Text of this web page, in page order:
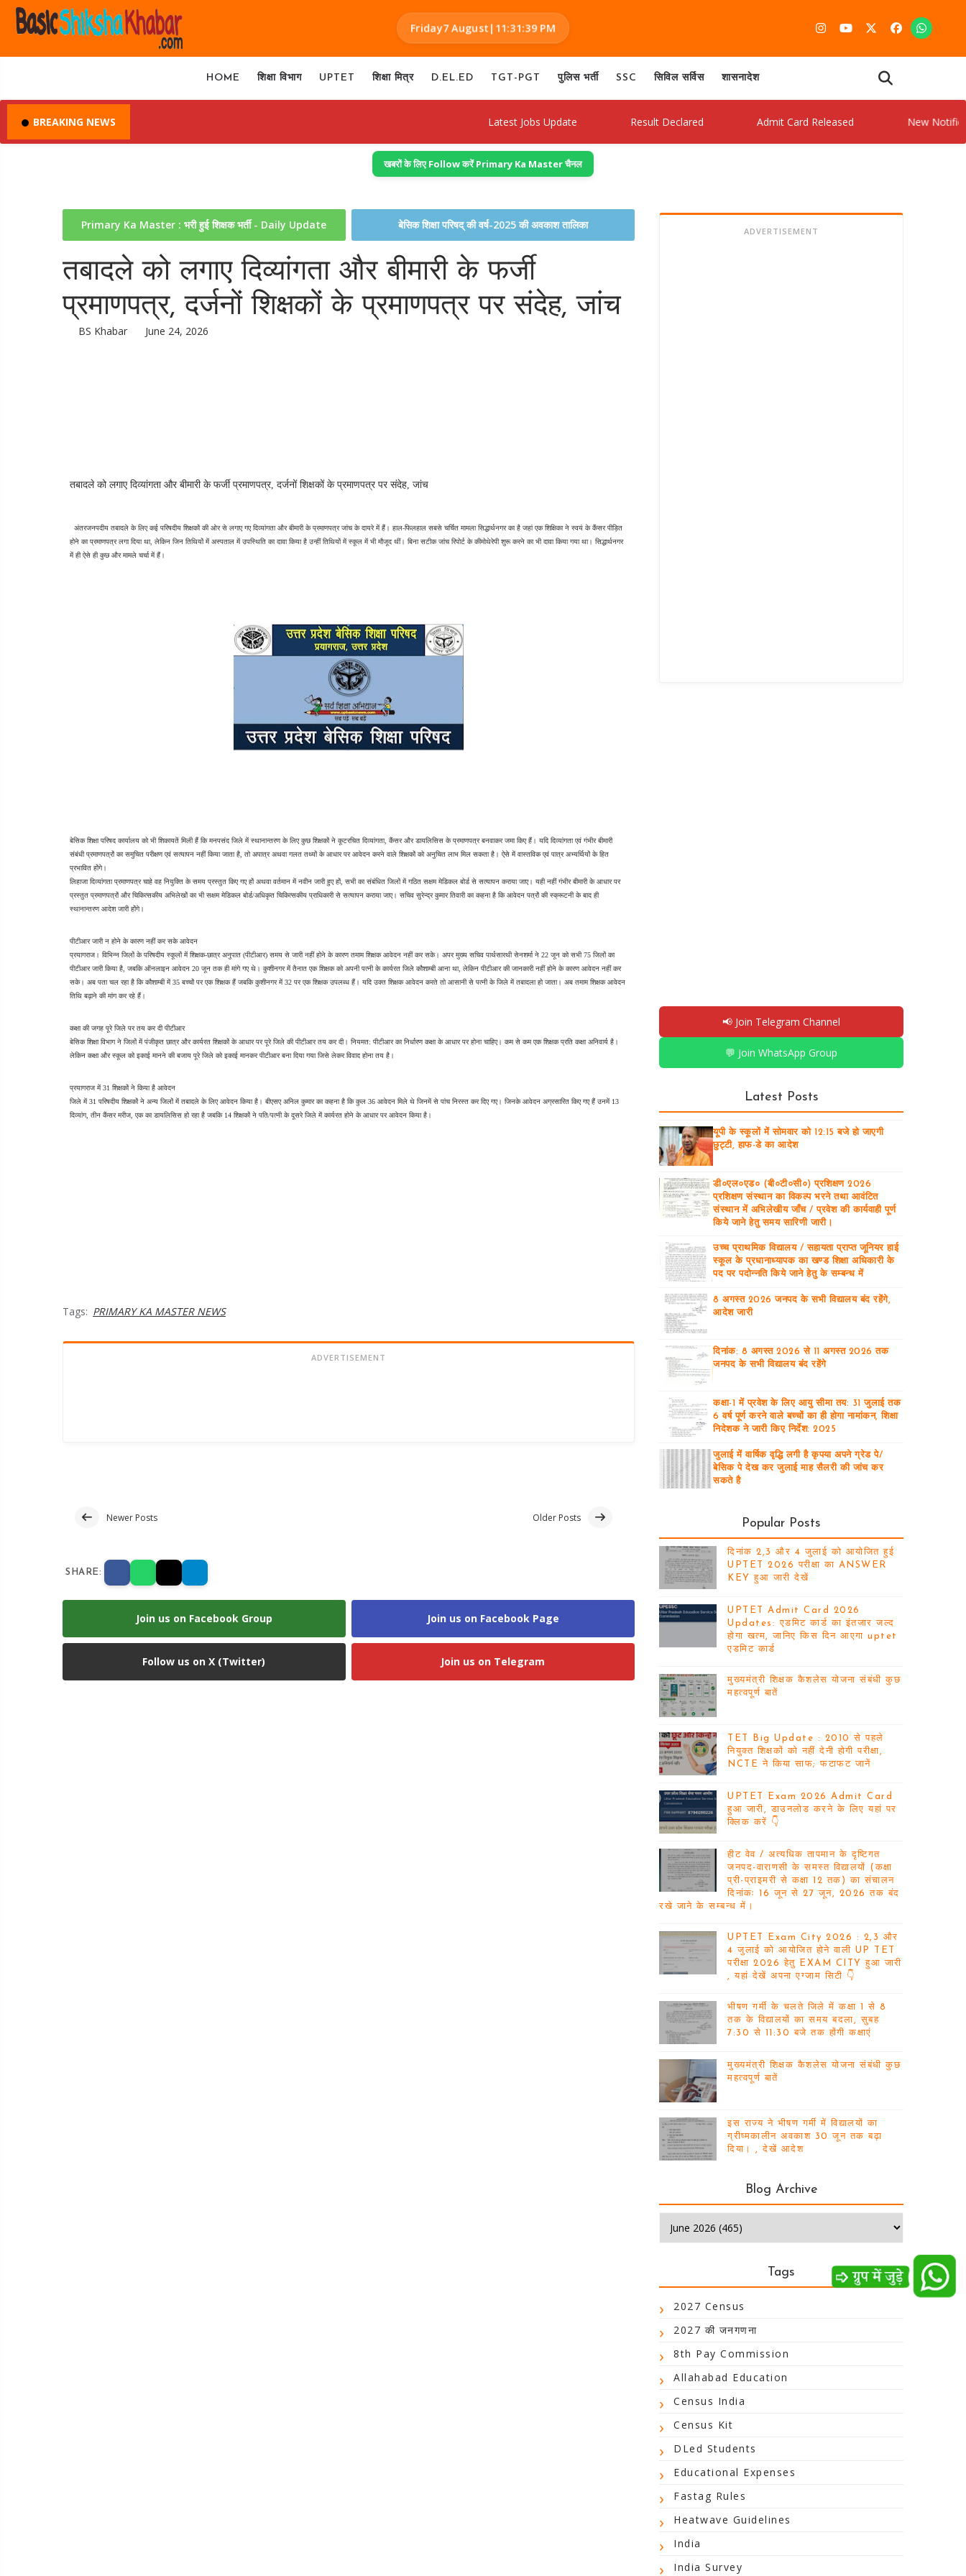
Friday7 August | 11:31:40 PM
HOME शिक्षा विभाग UPTET शिक्षा मित्र D.EL.ED TGT-PGT पुलिस भर्ती SSC सिविल सर्विस शासनादेश
BREAKING NEWS Latest Jobs Update Result Declared Admit Card Released New Notification
खबरों के लिए Follow करें Primary Ka Master चैनल
Primary Ka Master : भरी हुई शिक्षक भर्ती - Daily Update बेसिक शिक्षा परिषद् की वर्ष-2025 की अवकाश तालिका
तबादले को लगाए दिव्यांगता और बीमारी के फर्जी
प्रमाणपत्र, दर्जनों शिक्षकों के प्रमाणपत्र पर संदेह, जांच
BS Khabar June 24, 2026
तबादले को लगाए दिव्यांगता और बीमारी के फर्जी प्रमाणपत्र, दर्जनों शिक्षकों के प्रमाणपत्र पर संदेह, जांच
अंतरजनपदीय तबादले के लिए कई परिषदीय शिक्षकों की ओर से लगाए गए दिव्यांगता और बीमारी के प्रमाणपत्र जांच के दायरे में हैं। हाल-फिलहाल सबसे चर्चित मामला सिद्धार्थनगर का है जहां एक शिक्षिका ने स्वयं के कैंसर पीड़ित
होने का प्रमाणपत्र लगा दिया था, लेकिन जिन तिथियों में अस्पताल में उपस्थिति का दावा किया है उन्हीं तिथियों में स्कूल में भी मौजूद थीं। बिना सटीक जांच रिपोर्ट के कीमोथेरेपी शुरू करने का भी दावा किया गया था। सिद्धार्थनगर
में ही ऐसे ही कुछ और मामले चर्चा में हैं।
बेसिक शिक्षा परिषद कार्यालय को भी शिकायतें मिली हैं कि मनपसंद जिले में स्थानान्तरण के लिए कुछ शिक्षकों ने कूटरचित दिव्यांगता, कैंसर और डायलिसिस के प्रमाणपत्र बनवाकर जमा किए हैं। यदि दिव्यांगता एवं गंभीर बीमारी
संबंधी प्रमाणपत्रों का समुचित परीक्षण एवं सत्यापन नहीं किया जाता है, तो अपात्र अथवा गलत तथ्यों के आधार पर आवेदन करने वाले शिक्षकों को अनुचित लाभ मिल सकता है। ऐसे में वास्तविक एवं पात्र अभ्यर्थियों के हित
प्रभावित होंगे।
लिहाजा दिव्यांगता प्रमाणपत्र चाहे वह नियुक्ति के समय प्रस्तुत किए गए हों अथवा वर्तमान में नवीन जारी हुए हों, सभी का संबंधित जिलों में गठित सक्षम मेडिकल बोर्ड से सत्यापन कराया जाए। यही नहीं गंभीर बीमारी के आधार पर
प्रस्तुत प्रमाणपत्रों और चिकित्सकीय अभिलेखों का भी सक्षम मेडिकल बोर्ड/अधिकृत चिकित्सकीय प्राधिकारी से सत्यापन कराया जाए। सचिव सुरेन्द्र कुमार तिवारी का कहना है कि आवेदन पत्रों की स्क्रूटनी के बाद ही
स्थानान्तरण आदेश जारी होंगे।
पीटीआर जारी न होने के कारण नहीं कर सके आवेदन
प्रयागराज। विभिन्न जिलों के परिषदीय स्कूलों में शिक्षक-छात्र अनुपात (पीटीआर) समय से जारी नहीं होने के कारण तमाम शिक्षक आवेदन नहीं कर सके। अपर मुख्य सचिव पार्थसारथी सेनशर्मा ने 22 जून को सभी 75 जिलों का
पीटीआर जारी किया है, जबकि ऑनलाइन आवेदन 20 जून तक ही मांगे गए थे। कुशीनगर में तैनात एक शिक्षक को अपनी पत्नी के कार्यरत जिले कौशाम्बी आना था, लेकिन पीटीआर की जानकारी नहीं होने के कारण आवेदन नहीं कर
सके। अब पता चल रहा है कि कौशाम्बी में 35 बच्चों पर एक शिक्षक हैं जबकि कुशीनगर में 32 पर एक शिक्षक उपलब्ध हैं। यदि उक्त शिक्षक आवेदन करते तो आसानी से पत्नी के जिले में तबादला हो जाता। अब तमाम शिक्षक आवेदन
तिथि बढ़ाने की मांग कर रहे हैं।
कक्षा की जगह पूरे जिले पर तय कर दी पीटीआर
बेसिक शिक्षा विभाग ने जिलों में पंजीकृत छात्र और कार्यरत शिक्षकों के आधार पर पूरे जिले की पीटीआर तय कर दी। नियमत: पीटीआर का निर्धारण कक्षा के आधार पर होना चाहिए। कम से कम एक शिक्षक प्रति कक्षा अनिवार्य है।
लेकिन कक्षा और स्कूल को इकाई मानने की बजाय पूरे जिले को इकाई मानकर पीटीआर बना दिया गया जिसे लेकर विवाद होना तय है।
प्रयागराज में 31 शिक्षकों ने किया है आवेदन
जिले में 31 परिषदीय शिक्षकों ने अन्य जिलों में तबादले के लिए आवेदन किया है। बीएसए अनिल कुमार का कहना है कि कुल 36 आवेदन मिले थे जिनमें से पांच निरस्त कर दिए गए। जिनके आवेदन अग्रसारित किए गए हैं उनमें 13
दिव्यांग, तीन कैंसर मरीज, एक का डायलिसिस हो रहा है जबकि 14 शिक्षकों ने पति/पत्नी के दूसरे जिले में कार्यरत होने के आधार पर आवेदन किया है।
Tags: PRIMARY KA MASTER NEWS
ADVERTISEMENT
Newer Posts Older Posts
SHARE:
Join us on Facebook Group Join us on Facebook Page
Follow us on X (Twitter) Join us on Telegram
ADVERTISEMENT
📢 Join Telegram Channel
💬 Join WhatsApp Group
Latest Posts
यूपी के स्कूलों में सोमवार को 12:15 बजे हो जाएगी
छुट्टी, हाफ-डे का आदेश
डी०एल०एड० (बी०टी०सी०) प्रशिक्षण 2026
प्रशिक्षण संस्थान का विकल्प भरने तथा आवंटित
संस्थान में अभिलेखीय जाँच / प्रवेश की कार्यवाही पूर्ण
किये जाने हेतु समय सारिणी जारी।
उच्च प्राथमिक विद्यालय / सहायता प्राप्त जूनियर हाई
स्कूल के प्रधानाध्यापक का खण्ड शिक्षा अधिकारी के
पद पर पदोन्नति किये जाने हेतु के सम्बन्ध में
8 अगस्त 2026 जनपद के सभी विद्यालय बंद रहेंगे,
आदेश जारी
दिनांक: 8 अगस्त 2026 से 11 अगस्त 2026 तक
जनपद के सभी विद्यालय बंद रहेंगे
कक्षा-1 में प्रवेश के लिए आयु सीमा तय: 31 जुलाई तक
6 वर्ष पूर्ण करने वाले बच्चों का ही होगा नामांकन, शिक्षा
निदेशक ने जारी किए निर्देश: 2025
जुलाई में वार्षिक वृद्धि लगी है कृपया अपने ग्रेड पे/
बेसिक पे देख कर जुलाई माह सैलरी की जांच कर
सकते है
Popular Posts
दिनांक 2,3 और 4 जुलाई को आयोजित हुई
UPTET 2026 परीक्षा का ANSWER
KEY हुआ जारी देखें
UPTET Admit Card 2026
Updates: एडमिट कार्ड का इंतजार जल्द
होगा खत्म, जानिए किस दिन आएगा uptet
एडमिट कार्ड
मुख्यमंत्री शिक्षक कैशलेस योजना संबंधी कुछ
महत्वपूर्ण बातें
TET Big Update : 2010 से पहले
नियुक्त शिक्षकों को नहीं देनी होगी परीक्षा,
NCTE ने किया साफ; फटाफट जानें
UPTET Exam 2026 Admit Card
हुआ जारी, डाउनलोड करने के लिए यहां पर
क्लिक करें 👇
हीट वेव / अत्यधिक तापमान के दृष्टिगत
जनपद-वाराणसी के समस्त विद्यालयों (कक्षा
प्री-प्राइमरी से कक्षा 12 तक) का संचालन
दिनांकः 16 जून से 27 जून, 2026 तक बंद
रखे जाने के सम्बन्ध में।
UPTET Exam City 2026 : 2,3 और
4 जुलाई को आयोजित होने वाली UP TET
परीक्षा 2026 हेतु EXAM CITY हुआ जारी
, यहां देखें अपना एग्जाम सिटी 👇
भीषण गर्मी के चलते जिले में कक्षा 1 से 8
तक के विद्यालयों का समय बदला, सुबह
7:30 से 11:30 बजे तक होंगी कक्षाएं
मुख्यमंत्री शिक्षक कैशलेस योजना संबंधी कुछ
महत्वपूर्ण बातें
इस राज्य ने भीषण गर्मी में विद्यालयों का
ग्रीष्मकालीन अवकाश 30 जून तक बढ़ा
दिया। , देखें आदेश
Blog Archive
Tags
2027 Census
2027 की जनगणना
8th Pay Commission
Allahabad Education
Census India
Census Kit
DLed Students
Educational Expenses
Fastag Rules
Heatwave Guidelines
India
India Survey